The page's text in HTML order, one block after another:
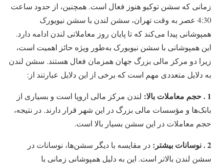
زمانی که سشن توکیو هنوز فعال است. همچنین، از حدود ساعت
4:30 عصر به وقت تهران، سشن لندن با سشن نیویورک
همپوشانی پیدا می‌کند که تا پایان روز معاملاتی لندن ادامه دارد.
این همپوشانی با سشن نیویورک به‌طور ویژه حائز اهمیت است،
زیرا دو مرکز مالی بزرگ جهان همزمان فعال هستند. سشن لندن
به دلایل متعددی مهم است که برخی از این دلایل عبارتند از:
1 . حجم معاملات بالا:
لندن مرکز مالی اروپا است و بسیاری از
بانک‌ها و مؤسسات مالی بزرگ در این شهر قرار دارند. در نتیجه،
حجم معاملات در این سشن بسیار بالا است.
2 . نوسانات بیشتر:
در مقایسه با دیگر سشن‌ها، نوسانات در
سشن لندن بالاتر است. این به دلیل همپوشانی زمانی با